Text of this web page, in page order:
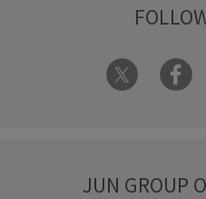
JUN GROUP